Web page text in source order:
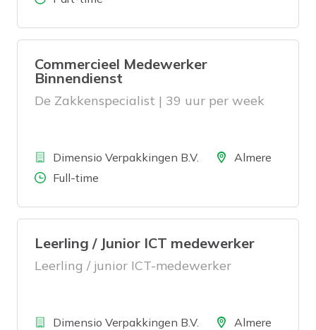
Commercieel Medewerker
Binnendienst
De Zakkenspecialist | 39 uur per week
BedrijfDimensio Verpakkingen B.V. LocatieAlmere
Aantal uren
Full-time
Leerling / Junior ICT medewerker
Leerling / junior ICT-medewerker
BedrijfDimensio Verpakkingen B.V. LocatieAlmere